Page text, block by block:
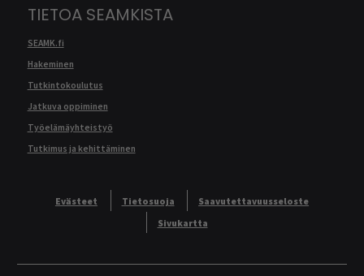
TIETOA SEAMKISTA
SEAMK.fi
Hakeminen
Tutkintokoulutus
Jatkuva oppiminen
Työelämäyhteistyö
Tutkimus ja kehittäminen
Evästeet Tietosuoja
Saavutettavuusseloste
Sivukartta